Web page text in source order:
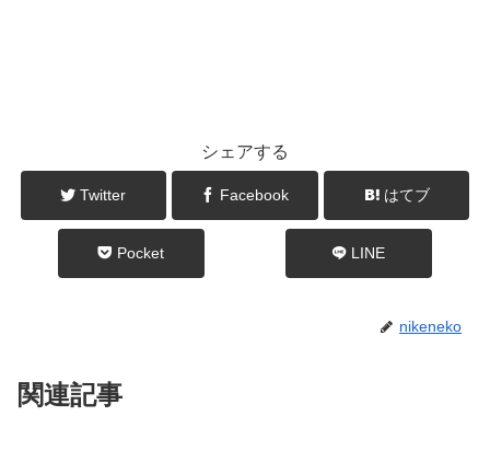
シェアする
Twitter Facebook はてブ
Pocket LINE
nikeneko
関連記事